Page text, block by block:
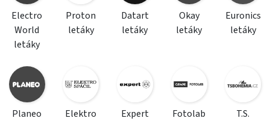
Electro
World
letáky
Proton
letáky
Datart
letáky
Okay
letáky
Euronics
letáky
Planeo
Elektro
Expert
Fotolab
T.S.